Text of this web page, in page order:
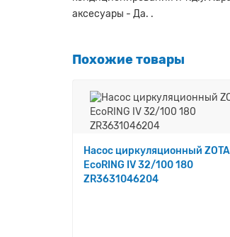
аксесуары - Да. .
Похожие товары
Насос циркуляционный ZOTA
EcoRING IV 32/100 180
ZR3631046204